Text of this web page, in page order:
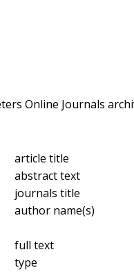
Online Journals
article title
abstract text
journals title
author name(s)
full text
type